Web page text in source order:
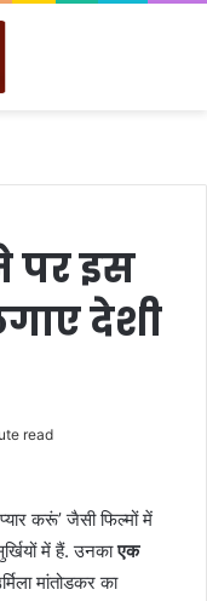
पर इस
देशी
read
करूं’ जैसी फिल्मों में
में हैं. उनकाएक
मांतोडकर का